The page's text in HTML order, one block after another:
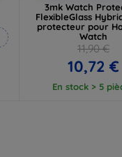
3mk Watch
FlexibleGlass
protecteur pour
Watch
11,90 €
10,72 €
En stock > 5